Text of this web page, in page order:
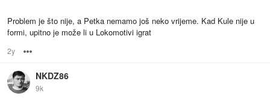
Problem je što nije, a Petka nemamo još neko vrijeme. Kad Kule nije u
formi, upitno je može li u Lokomotivi igrat
2y
NKDZ86
9k